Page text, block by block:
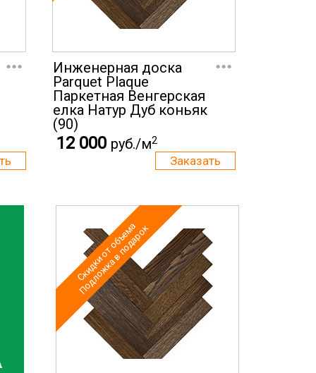
...
Инженерная доска
Parquet Plaque
Паркетная Венгерская
елка Натур Дуб коньяк
(90)
...
12 000 руб./м2
Скидки от объема
Подложка в подарок